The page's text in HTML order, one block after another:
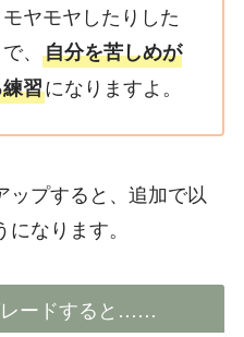
ヤモヤしたりした
、 自分を苦しめが
習になりますよ。
ップすると、追加で以
なります。
ードすると……